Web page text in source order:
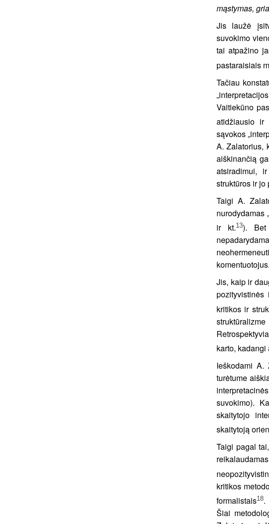
mąstymas,
Jis laužė
suvokimo
tai atpažino
pastaraisiais
Tačiau
Vaitiekūno
atidžiausio ir
sąvokos
A. Zalatorius,
aiškinančią
atsiradimui,
struktūros ir
Taigi A.
nurodydamas
ir kt.13). Bet
komentuotojus.
Jis, kaip ir
kritikos ir
karto,
Ieškodami A.
turėtume
suvokimo).
skaitytojo
skaitytoją
Taigi pagal
kritikos
formalistais18.
Šiai